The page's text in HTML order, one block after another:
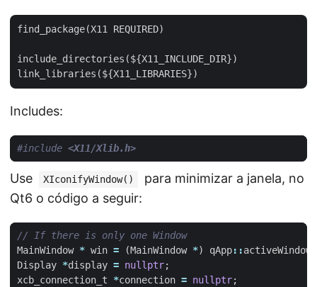
find_package(X11 REQUIRED)
include_directories(${X11_INCLUDE_DIR})
Includes:
#include <X11/Xlib.h>
Use XIconifyWindow()
para minimizar a janela, no
Qt6 o código a seguir:
MainWindow * win = (MainWindow *) qApp::activeWindow
Display *display = nullptr;
xcb_connection_t
*connection = nullptr;